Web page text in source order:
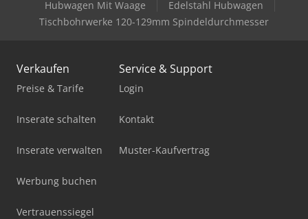
Hubwagen Mit Waage
Edelstahl Hubwagen
Tischbohrwerke 120-129mm Spindeldurchmesser
Verkaufen
Preise & Tarife
Inserate schalten
Inserate verwalten
Werbung buchen
Vertrauenssiegel
Service & Support
Login
Kontakt
Muster-Kaufvertrag